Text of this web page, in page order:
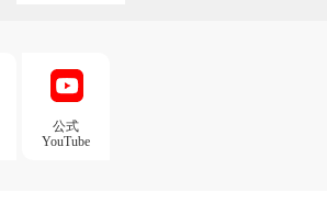
公式
YouTube